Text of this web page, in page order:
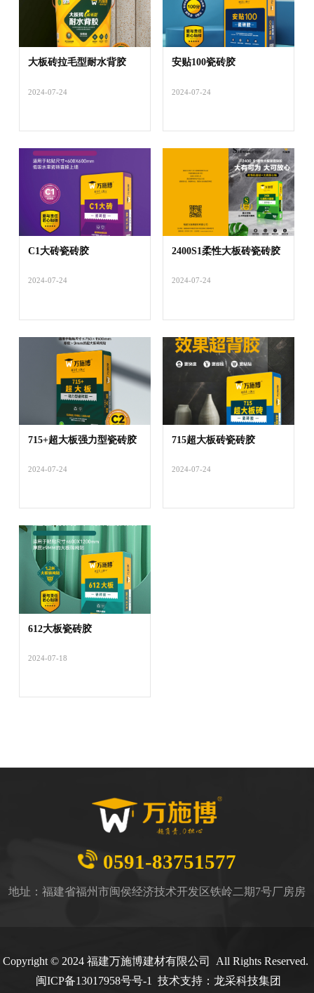
大板砖拉毛型耐水背胶
2024-07-24
安贴100瓷砖胶
2024-07-24
C1大砖瓷砖胶
2024-07-24
2400S1柔性大板砖瓷砖胶
2024-07-24
715+超大板强力型瓷砖胶
2024-07-24
715超大板砖瓷砖胶
2024-07-24
612大板瓷砖胶
2024-07-18
0591-83751577
地址：福建省福州市闽侯经济技术开发区铁岭二期7号厂房房
Copyright © 2024 福建万施博建材有限公司 All Rights Reserved.
闽ICP备13017958号号-1 技术支持： 龙采科技集团